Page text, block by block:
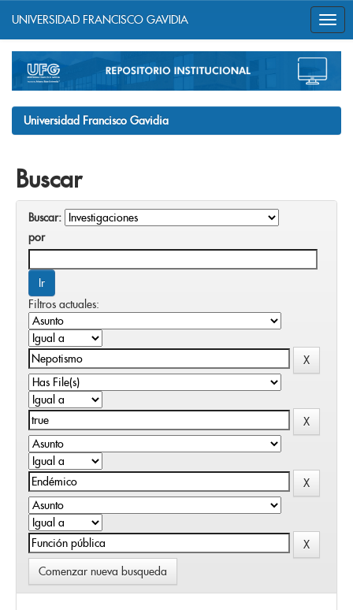
navigation
UNIVERSIDAD FRANCISCO GAVIDIA
Universidad Francisco Gavidia
Buscar
Buscar:
por
Filtros actuales:
Comenzar nueva busqueda